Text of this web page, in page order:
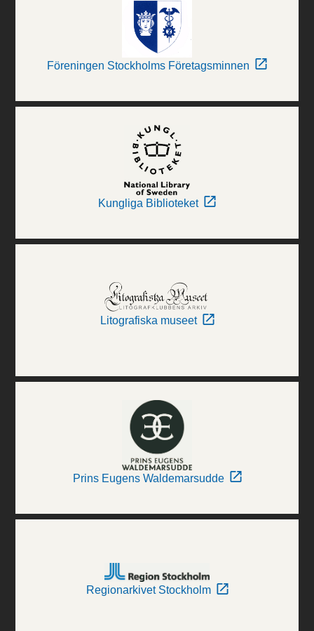
Föreningen Stockholms Företagsminnen
Kungliga Biblioteket
Litografiska museet
Prins Eugens Waldemarsudde
Regionarkivet Stockholm